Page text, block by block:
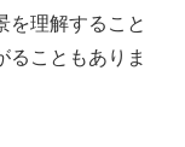
を理解すること
ることもありま